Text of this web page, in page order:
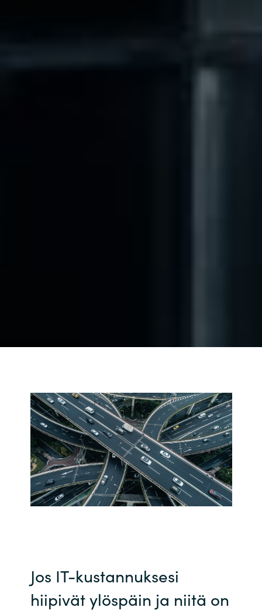
Jos IT-kustannuksesi
hiipivät ylöspäin ja niitä on